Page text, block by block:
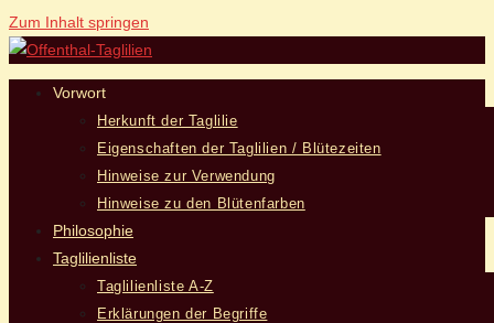
Zum Inhalt springen
Vorwort
Herkunft der Taglilie
Eigenschaften der Taglilien / Blütezeiten
Hinweise zur Verwendung
Hinweise zu den Blütenfarben
Philosophie
Taglilienliste
Taglilienliste A-Z
Erklärungen der Begriffe